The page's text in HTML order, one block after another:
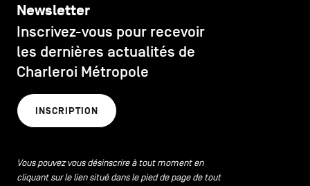
Newsletter
Inscrivez-vous pour recevoir
les dernières actualités de
Charleroi Métropole
INSCRIPTION
Vous pouvez vous désinscrire à tout moment en
cliquant sur le lien situé dans le pied de page de tout